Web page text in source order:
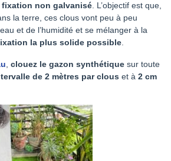
non galvanisé . L’objectif est que,
la terre, ces clous vont peu à peu
et de l’humidité et se mélanger à la
la plus solide possible
clouez le gazon synthétique sur toute
de 2 mètres par clous et à 2 cm